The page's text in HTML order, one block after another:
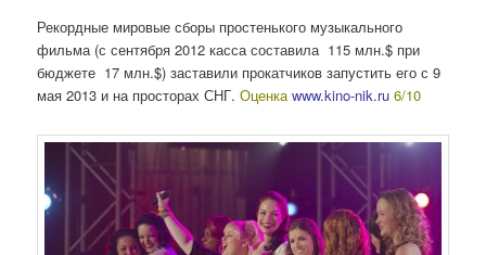
Рекордные мировые сборы простенького музыкального
фильма (с сентября 2012 касса составила 115 млн.$ при
бюджете 17 млн.$) заставили прокатчиков запустить его с 9
мая 2013 и на просторах СНГ.Оценкаwww.kino-nik.ru 6/10